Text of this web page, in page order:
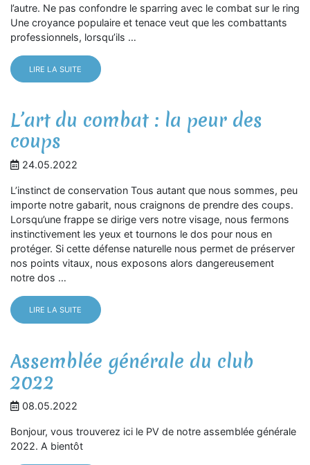
l’autre. Ne pas confondre le sparring avec le combat sur le ring
Une croyance populaire et tenace veut que les combattants
professionnels, lorsqu’ils …
LIRE LA SUITE
L’art du combat : la peur des
coups
24.05.2022
L’instinct de conservation Tous autant que nous sommes, peu
importe notre gabarit, nous craignons de prendre des coups.
Lorsqu’une frappe se dirige vers notre visage, nous fermons
instinctivement les yeux et tournons le dos pour nous en
protéger. Si cette défense naturelle nous permet de préserver
nos points vitaux, nous exposons alors dangereusement
notre dos …
LIRE LA SUITE
Assemblée générale du club
2022
08.05.2022
Bonjour, vous trouverez ici le PV de notre assemblée générale
2022. A bientôt